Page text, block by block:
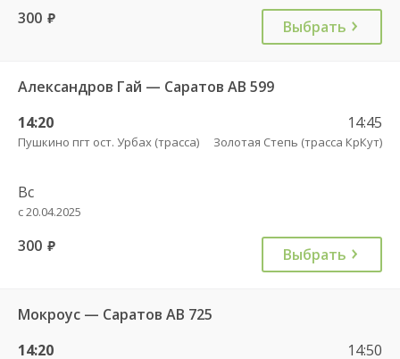
300 руб. Выбрать
Александров Гай — Саратов АВ 599
14:20
Пушкино пгт ост. Урбах (трасса)
14:45
Золотая Степь (трасса КрКут)
Вс
с 20.04.2025
300 руб. Выбрать
Мокроус — Саратов АВ 725
14:20
14:50